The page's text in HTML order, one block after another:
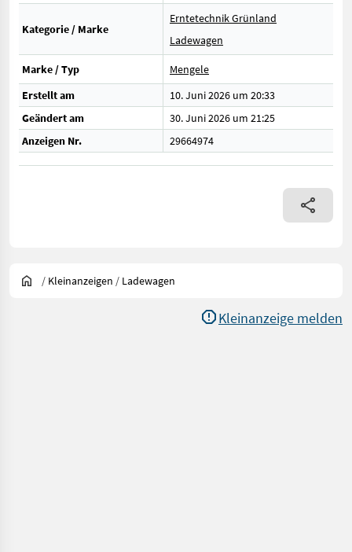
Kategorie / Marke
Erntetechnik Grünland
Ladewagen
Marke / Typ
Mengele
Erstellt am
10. Juni 2026 um 20:33
Geändert am
30. Juni 2026 um 21:25
Anzeigen Nr.
29664974
/ Kleinanzeigen / Ladewagen
Kleinanzeige melden